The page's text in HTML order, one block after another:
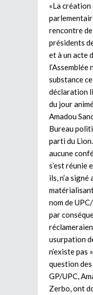
«La création
rencontre
présidents
et à un acte
l’Assemblée
substance
déclaration
du jour
Amadou
Bureau
parti du
aucune
s’est réunie
ils, n’a
nom de
par
usurpation
n’existe pas
question
GP/UPC,
Zerbo, ont